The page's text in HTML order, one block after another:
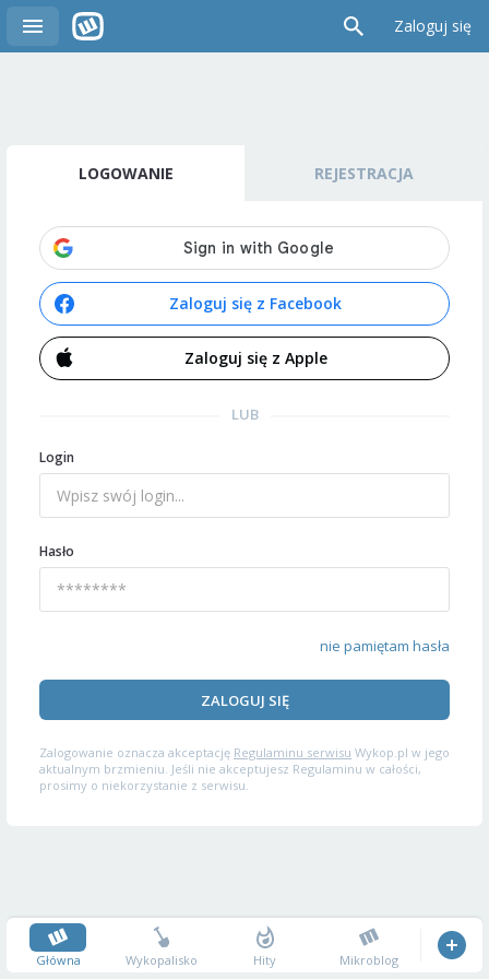
Zaloguj się
LOGOWANIE REJESTRACJA
Zaloguj się z Facebook
Zaloguj się z Apple
LUB
Login
Hasło
nie pamiętam hasła
ZALOGUJ SIĘ
Zalogowanie oznacza akceptację Regulaminu serwisu Wykop.pl w jego
aktualnym brzmieniu. Jeśli nie akceptujesz Regulaminu w całości,
prosimy o niekorzystanie z serwisu.
Główna Wykopalisko Hity Mikroblog